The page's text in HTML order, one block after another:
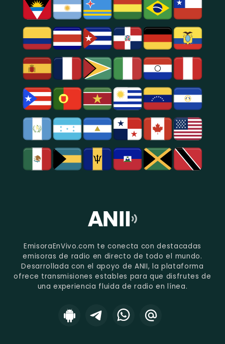
EmisoraEnVivo.com te conecta con destacadas
emisoras de radio en directo de todo el mundo.
Desarrollada con el apoyo de ANII, la plataforma
ofrece transmisiones estables para que disfrutes de
una experiencia fluida de radio en línea.